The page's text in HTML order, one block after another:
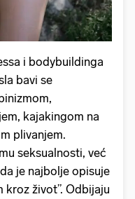
i bodybuildinga
bavi se
kajakingom na
plivanjem.
seksualnosti, već
je najbolje opisuje
kroz život”. Odbijaju